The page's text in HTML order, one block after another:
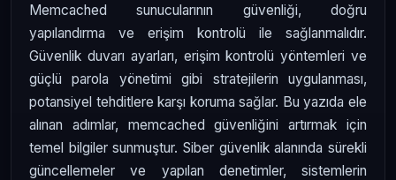
Memcached sunucularının güvenliği, doğru
yapılandırma ve erişim kontrolü ile sağlanmalıdır.
Güvenlik duvarı ayarları, erişim kontrolü yöntemleri ve
güçlü parola yönetimi gibi stratejilerin uygulanması,
potansiyel tehditlere karşı koruma sağlar. Bu yazıda ele
alınan adımlar, memcached güvenliğini artırmak için
temel bilgiler sunmuştur. Siber güvenlik alanında sürekli
güncellemeler ve yapılan denetimler, sistemlerin